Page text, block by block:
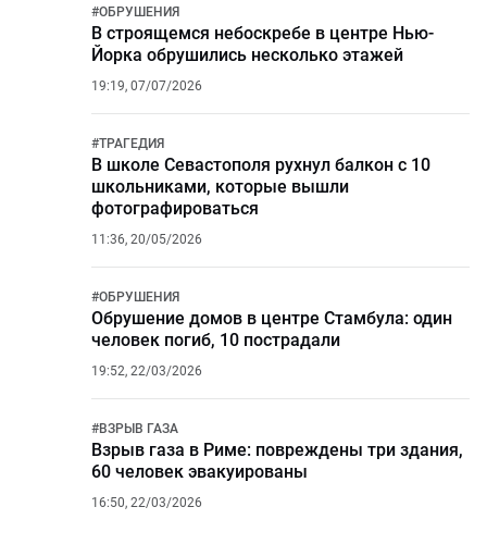
#ОБРУШЕНИЯ
В строящемся небоскребе в центре Нью-
Йорка обрушились несколько этажей
19:19, 07/07/2026
#ТРАГЕДИЯ
В школе Севастополя рухнул балкон с 10
школьниками, которые вышли
фотографироваться
11:36, 20/05/2026
#ОБРУШЕНИЯ
Обрушение домов в центре Стамбула: один
человек погиб, 10 пострадали
19:52, 22/03/2026
#ВЗРЫВ ГАЗА
Взрыв газа в Риме: повреждены три здания,
60 человек эвакуированы
16:50, 22/03/2026